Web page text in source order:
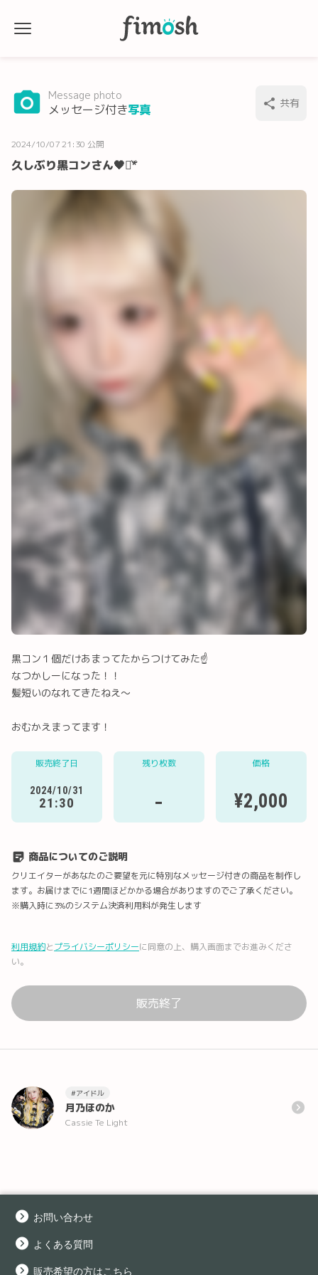
Message photo
メッセージ付き写真 共有
2024/10/07 21:30 公開
久しぶり黒コンさん🖤⋆͛*͛
黒コン１個だけあまってたからつけてみた☝️
なつかしーになった！！
髪短いのなれてきたねえ〜
おむかえまってます！
販売終了日
2024/10/31
21:30
残り枚数
-
価格
¥2,000
商品についてのご説明
クリエイターがあなたのご要望を元に特別なメッセージ付きの商品を制作し
ます。お届けまでに1週間ほどかかる場合がありますのでご了承ください。
※購入時に3%のシステム決済利用料が発生します
利用規約とプライバシーポリシーに同意の上、購入画面までお進みくださ
い。
販売終了
#アイドル
月乃ほのか
Cassie Te Light
お問い合わせ
よくある質問
販売希望の方はこちら
URLコピー